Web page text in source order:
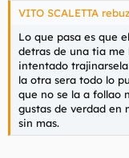
VITO SCALETTA
Lo que pasa es que
detras de una tia me
intentado
la otra sera todo lo
que no se la a follao
gustas de verdad en
sin mas.